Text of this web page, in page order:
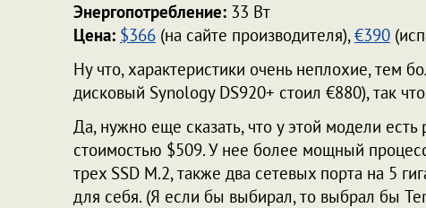
Энергопотребление: 33 Вт
Цена: $366 (на сайте производителя),€390
Ну что, характеристики очень неплохие, тем
дисковый Synology DS920+ стоил €880), так
Да, нужно еще сказать, что у этой модели
стоимостью $509. У нее более мощный
трех SSD M.2, также два сетевых порта на 5
для себя. (Я если бы выбирал, то выбрал бы